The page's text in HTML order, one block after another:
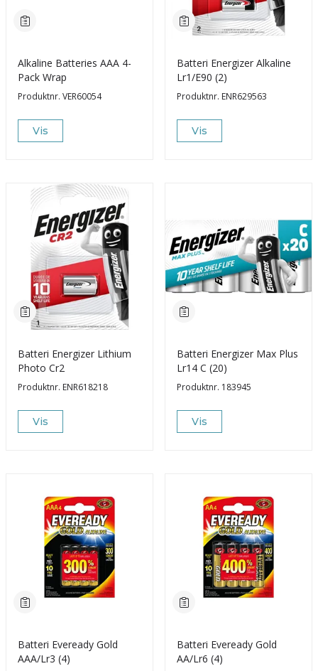
Alkaline Batteries AAA 4-
Pack Wrap
Produktnr. VER60054
Vis
Batteri Energizer Alkaline
Lr1/E90 (2)
Produktnr. ENR629563
Vis
Batteri Energizer Lithium
Photo Cr2
Produktnr. ENR618218
Vis
Batteri Energizer Max Plus
Lr14 C (20)
Produktnr. 183945
Vis
Batteri Eveready Gold
AAA/Lr3 (4)
Batteri Eveready Gold
AA/Lr6 (4)